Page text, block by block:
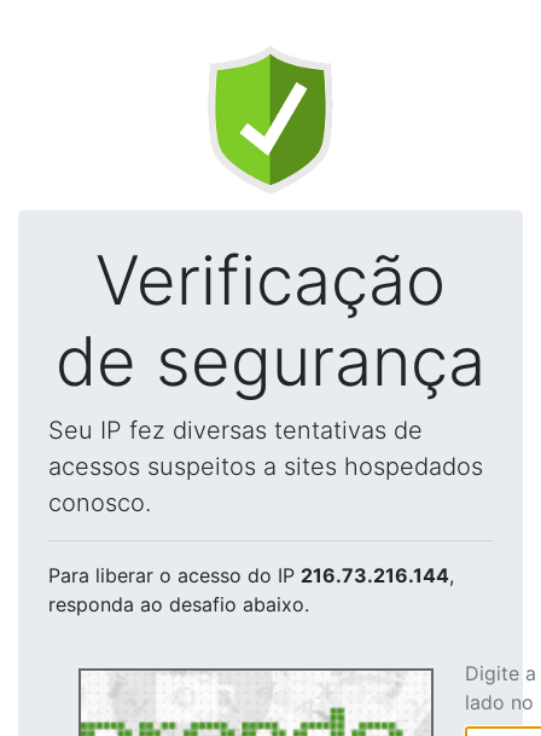
Verificação
de segurança
Seu IP fez diversas tentativas de
acessos suspeitos a sites hospedados
conosco.
Para liberar o acesso do IP 216.73.216.144,
responda ao desafio abaixo.
Digite
lado no